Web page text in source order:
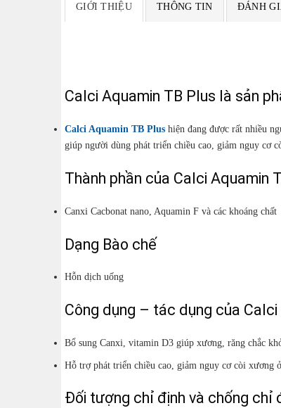
GIỚI THIỆU THÔNG TIN ĐÁNH
Calci Aquamin TB Plus là sản
Calci Aquamin TB Plus hiện đang được rất nhiều
giúp người dùng phát triển chiều cao, giảm nguy cơ
Thành phần của Calci Aquamin
Canxi Cacbonat nano, Aquamin F và các khoáng chất
Dạng Bào chế
Hỗn dịch uống
Công dụng – tác dụng của
Bổ sung Canxi, vitamin D3 giúp xương, răng chắc
Hỗ trợ phát triển chiều cao, giảm nguy cơ còi xương
Đối tượng chỉ định và chống chỉ